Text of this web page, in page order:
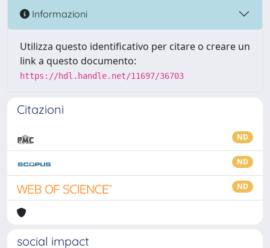
Informazioni
Utilizza questo identificativo per citare o creare un
link a questo documento:
https://hdl.handle.net/11697/36703
Citazioni
ND
ND
ND
social impact